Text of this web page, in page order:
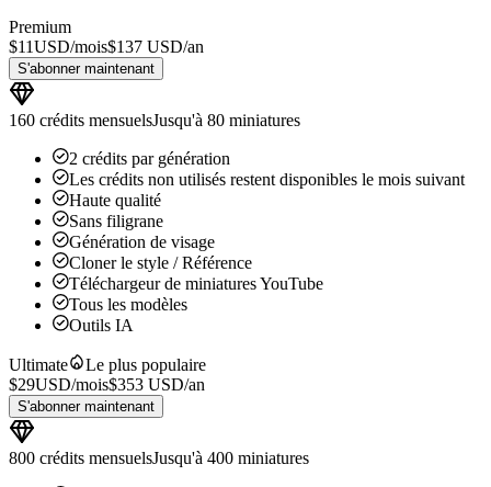
Premium
$11USD/mois$137 USD/an
S'abonner maintenant
160 crédits mensuelsJusqu'à 80 miniatures
2 crédits par génération
Les crédits non utilisés restent disponibles le mois suivant
Haute qualité
Sans filigrane
Génération de visage
Cloner le style / Référence
Téléchargeur de miniatures YouTube
Tous les modèles
Outils IA
Ultimate
Le plus populaire
$29USD/mois$353 USD/an
S'abonner maintenant
800 crédits mensuelsJusqu'à 400 miniatures